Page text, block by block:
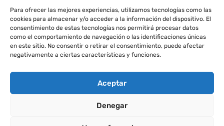
Para ofrecer las mejores experiencias, utilizamos tecnologías como las
cookies para almacenar y/o acceder a la información del dispositivo. El
consentimiento de estas tecnologías nos permitirá procesar datos
como el comportamiento de navegación o las identificaciones únicas
en este sitio. No consentir o retirar el consentimiento, puede afectar
negativamente a ciertas características y funciones.
Aceptar
Denegar
en etapas posteriores como es el acoso.
Si deseas más información,
haz click en este enlace:
MÓNICA SERRANO © 2025 TODOS LOS DERECHOS RESERVADOS